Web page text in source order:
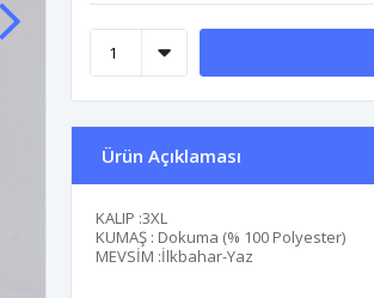
Ürün Açıklaması
KALIP :3XL
KUMAŞ : Dokuma (% 100 Polyester)
MEVSİM :İlkbahar-Yaz